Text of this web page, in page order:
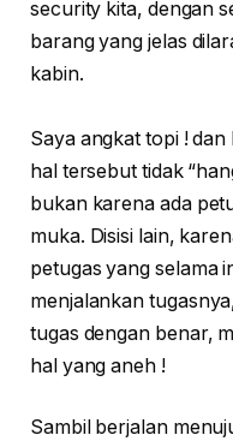
security kita, dengan
barang yang jelas
kabin.
Saya angkat topi !
hal tersebut tidak
bukan karena ada
muka. Disisi lain,
petugas yang selama
menjalankan
tugas dengan benar,
hal yang aneh !
Sambil berjalan